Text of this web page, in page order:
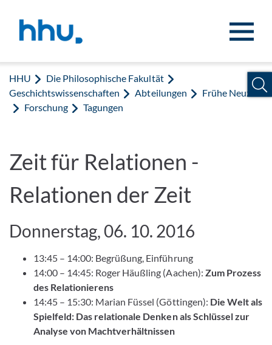
HHU
Die Philosophische Fakultät
Geschichtswissenschaften
Abteilungen
Frühe Neuzeit
Forschung
Tagungen
Zeit für Relationen -
Relationen der Zeit
Donnerstag, 06. 10. 2016
13:45 – 14:00: Begrüßung, Einführung
14:00 – 14:45: Roger Häußling (Aachen): Zum Prozess
des Relationierens
14:45 – 15:30: Marian Füssel (Göttingen): Die Welt als
Spielfeld: Das relationale Denken als Schlüssel zur
Analyse von Machtverhältnissen